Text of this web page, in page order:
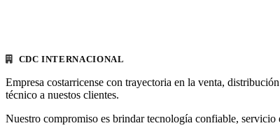
CDC INTERNACIONAL
Empresa costarricense con trayectoria en la venta,
técnico a nuestos clientes.
Nuestro compromiso es brindar tecnología confiable,